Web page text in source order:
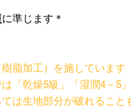
＊商品サイズは
に準じます。
脂加工）を施しています。
「乾燥5級」「湿潤4－5」
は生地部分が破れること